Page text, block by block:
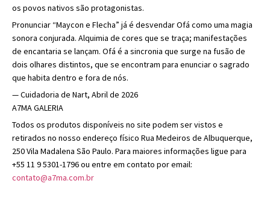
os povos nativos são protagonistas.
Pronunciar “Maycon e Flecha” já é desvendar Ofá como uma magia
sonora conjurada. Alquimia de cores que se traça; manifestações
de encantaria se lançam. Ofá é a sincronia que surge na fusão de
dois olhares distintos, que se encontram para enunciar o sagrado
que habita dentro e fora de nós.
— Cuidadoria de Nart, Abril de 2026
A7MA GALERIA
Todos os produtos disponíveis no site podem ser vistos e
retirados no nosso endereço físico Rua Medeiros de Albuquerque,
250 Vila Madalena São Paulo. Para maiores informações ligue para
+55 11 9 5301-1796 ou entre em contato por email:
contato@a7ma.com.br